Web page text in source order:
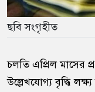
ছবি সংগৃহীত
চলতি এপ্রিল মাসের
উল্লেখযোগ্য বৃদ্ধি